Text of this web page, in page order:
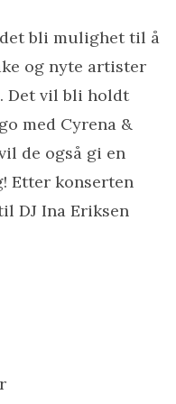
bli mulighet til å
og nyte artister
Det vil bli holdt
med Cyrena &
de også gi en
Etter konserten
DJ Ina Eriksen